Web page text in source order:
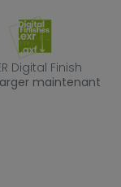
TIGER Digital
Digital Finish
maintenant